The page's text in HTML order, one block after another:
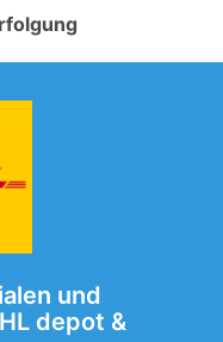
und
depot &